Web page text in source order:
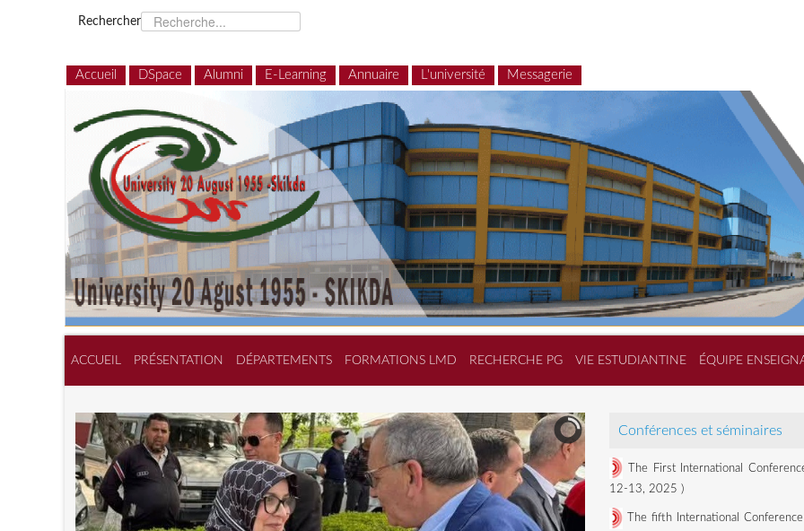
Rechercher
Accueil DSpace Alumni E-Learning Annuaire L'université Messagerie
ACCUEIL PRÉSENTATION DÉPARTEMENTS FORMATIONS LMD RECHERCHE PG VIE ESTUDIANTINE ÉQUIPE
Conférences et séminaires
The First International
12-13, 2025 )
The fifth International